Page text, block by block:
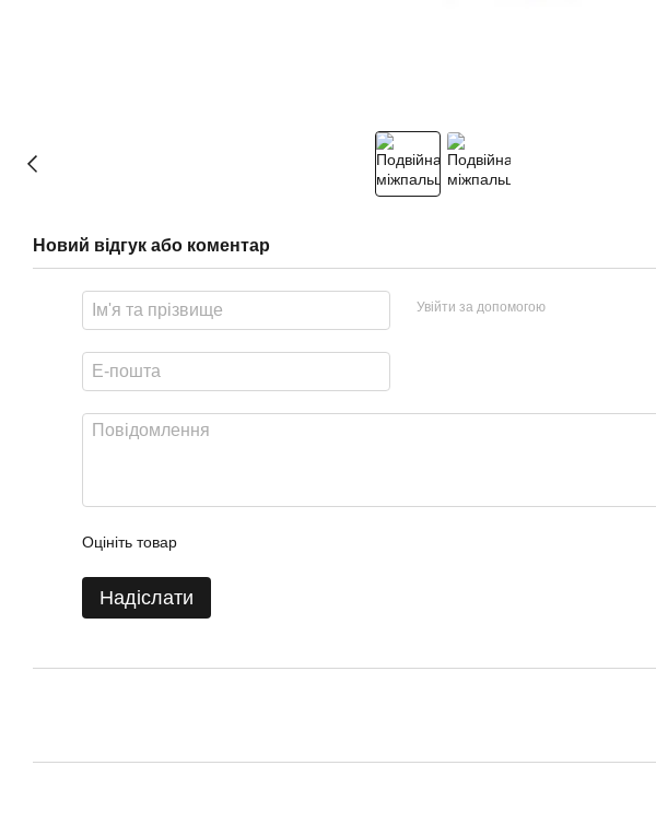
Новий відгук або коментар
Увійти за допомогою
Оцініть товар
Надіслати